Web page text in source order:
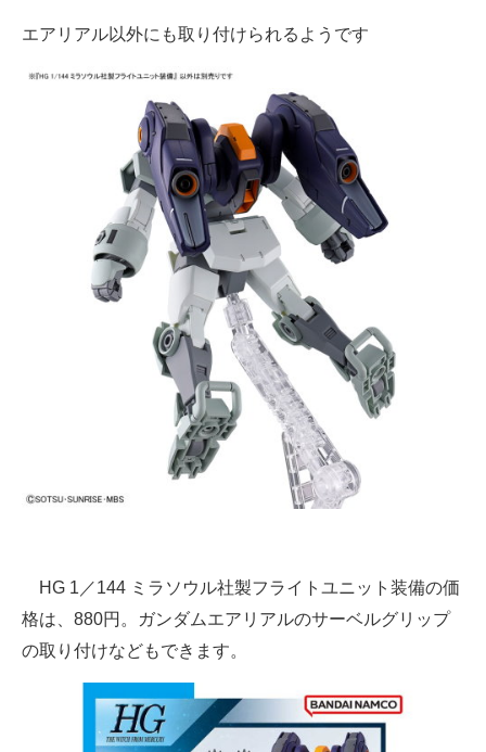
エアリアル以外にも取り付けられるようです
HG 1／144 ミラソウル社製フライトユニット装備の価
格は、880円。ガンダムエアリアルのサーベルグリップ
の取り付けなどもできます。